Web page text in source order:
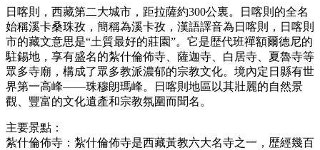
日喀則，西藏第二大城市，距拉薩約300公裏。日喀則的全名
始稱溪卡桑珠孜，簡稱為溪卡孜，漢語譯音為日喀則，日喀則
市的藏文意思是“土質最好的莊園”。它是歴代班禪額爾德尼的
駐錫地，享有盛名的紮什倫佈寺、薩迦寺、白居寺、夏魯寺等
眾多寺廟，構成了眾多教派濃郁的宗教文化。境內定日縣有世
界第一高峰——珠穆朗瑪峰。日喀則地區以其壯麗的自然景
觀、豐富的文化遺產和宗教氛圍而聞名。
主要景點：
紮什倫佈寺：紮什倫佈寺是西藏黃教六大名寺之一，歴經幾百